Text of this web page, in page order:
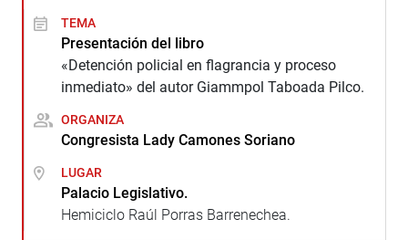
TEMA
Presentación del libro
«Detención policial en flagrancia y proceso
inmediato» del autor Giammpol Taboada Pilco.
ORGANIZA
Congresista Lady Camones Soriano
LUGAR
Palacio Legislativo.
Hemiciclo Raúl Porras Barrenechea.